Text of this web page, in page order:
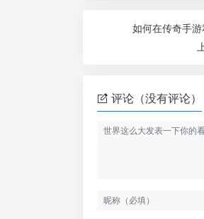
如何在传奇手
评论（没有评论）